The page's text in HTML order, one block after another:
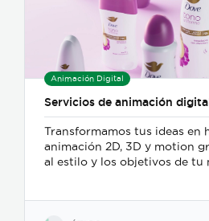
Animación Digital
Servicios de animación
Transformamos tus ideas en
animación 2D, 3D y motion
al estilo y los objetivos de tu